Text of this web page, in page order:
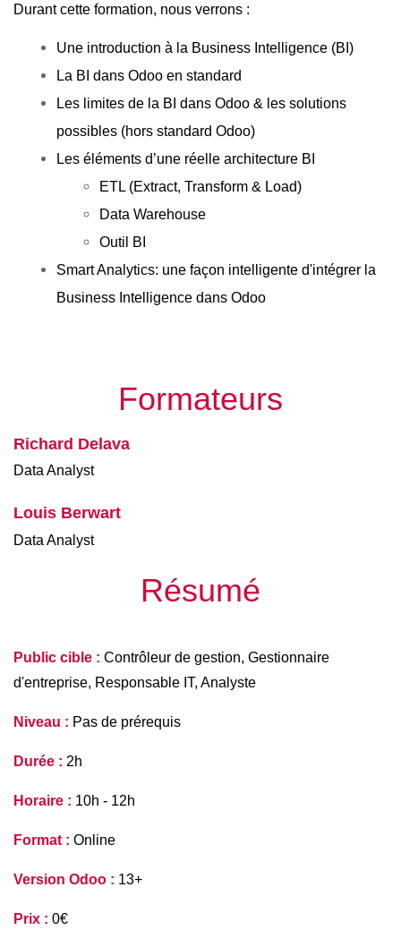
Durant cette formation, nous verrons :
Une introduction à la Business Intelligence (BI)
La BI dans Odoo en standard
Les limites de la BI dans Odoo & les solutions
possibles (hors standard Odoo)
Les éléments d’une réelle architecture BI
ETL (Extract, Transform & Load)
Data Warehouse
Outil BI
Smart Analytics: une façon intelligente d'intégrer la
Business Intelligence dans Odoo
Formateurs
Richard Delava
Data Analyst
Louis Berwart
Data Analyst
Résumé
Public cible : Contrôleur de gestion, Gestionnaire
d'entreprise, Responsable IT, Analyste
Niveau : Pas de prérequis
Durée : 2h
Horaire : 10h - 12h
Format : Online
Version Odoo : 13+
Prix : 0€